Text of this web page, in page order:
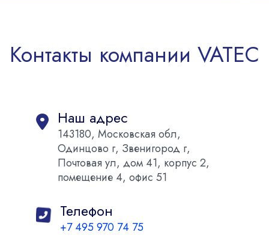
Контакты компании VATEC
Наш адрес
143180, Московская обл,
Одинцово г, Звенигород г,
Почтовая ул, дом 41, корпус 2,
помещение 4, офис 51
Телефон
+7 495 970 74 75